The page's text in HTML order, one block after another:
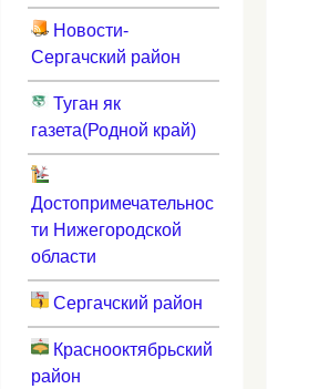
Новости-
Сергачский район
Туган як
газета(Родной край)
Достопримечательнос
ти Нижегородской
области
Сергачский район
Краснооктябрьский
район